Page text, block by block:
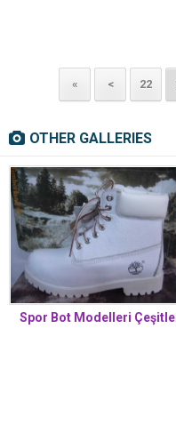
« < 22
OTHER GALLERIES
Spor Bot Modelleri